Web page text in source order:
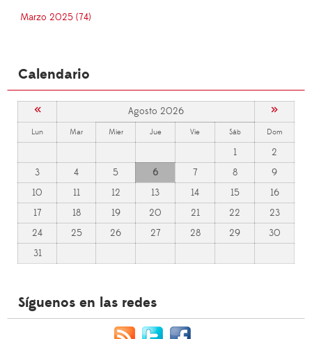
Marzo 2025 (74)
Calendario
« Agosto 2026 »
Lun Mar Mier Jue Vie Sáb Dom
1
2
3
4 5 6 7 8
9
10
11 12 13 14 15
16
17
18 19 20 21 22
23
24
25 26 27 28 29
30
31
Síguenos en las redes